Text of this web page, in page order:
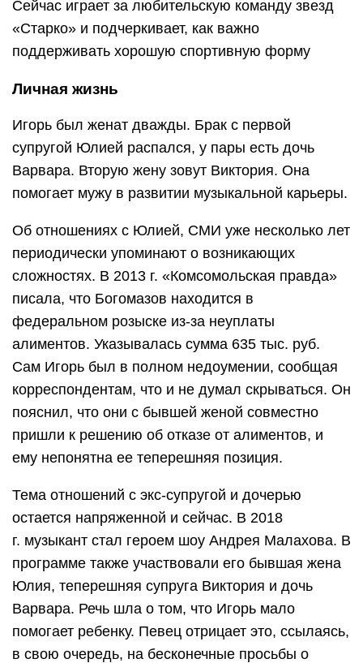
Сейчас играет за любительскую команду звезд
«Старко» и подчеркивает, как важно
поддерживать хорошую спортивную форму
Личная жизнь
Игорь был женат дважды. Брак с первой
супругой Юлией распался, у пары есть дочь
Варвара. Вторую жену зовут Виктория. Она
помогает мужу в развитии музыкальной карьеры.
Об отношениях с Юлией, СМИ уже несколько лет
периодически упоминают о возникающих
сложностях. В 2013 г. «Комсомольская правда»
писала, что Богомазов находится в
федеральном розыске из-за неуплаты
алиментов. Указывалась сумма 635 тыс. руб.
Сам Игорь был в полном недоумении, сообщая
корреспондентам, что и не думал скрываться. Он
пояснил, что они с бывшей женой совместно
пришли к решению об отказе от алиментов, и
ему непонятна ее теперешняя позиция.
Тема отношений с экс-супругой и дочерью
остается напряженной и сейчас. В 2018
г. музыкант стал героем шоу Андрея Малахова. В
программе также участвовали его бывшая жена
Юлия, теперешняя супруга Виктория и дочь
Варвара. Речь шла о том, что Игорь мало
помогает ребенку. Певец отрицает это, ссылаясь,
в свою очередь, на бесконечные просьбы о